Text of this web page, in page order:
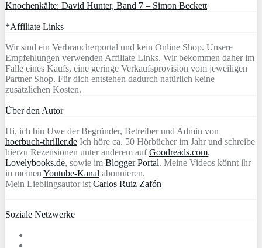
Knochenkälte: David Hunter, Band 7 – Simon Beckett
*Affiliate Links
Wir sind ein Verbraucherportal und kein Online Shop. Unsere
Empfehlungen verwenden Affiliate Links. Wir bekommen daher im
Falle eines Kaufs, eine geringe Verkaufsprovision vom jeweiligen
Partner Shop. Für dich entstehen dadurch natürlich keine
zusätzlichen Kosten.
Über den Autor
Hi, ich bin Uwe der Begründer, Betreiber und Admin von
hoerbuch-thriller.de Ich höre ca. 50 Hörbücher im Jahr und schreibe
hierzu Rezensionen unter anderem aufGoodreads.com,
Lovelybooks.de, sowie im Blogger Portal. Meine Videos könnt ihr
in meinen Youtube-Kanal abonnieren.
Mein Lieblingsautor ist Carlos Ruiz Zafón
Soziale Netzwerke